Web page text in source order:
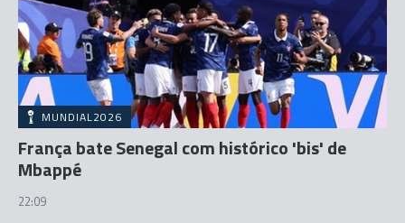
MUNDIAL2026
França bate Senegal com histórico 'bis' de
Mbappé
22:09